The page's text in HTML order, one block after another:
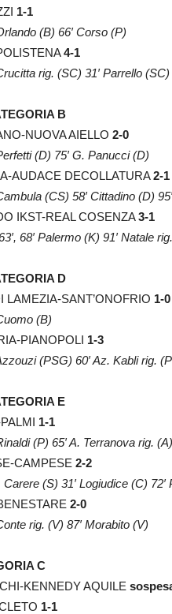
1-1
(B) 66′ Corso (P)
4-1
rig. (SC) 31′ Parrello
B
NUOVA AIELLO 2-0
(D) 75′ G. Panucci (D)
AUDACE DECOLLATURA2-1
(CS) 58′ Cittadino (D)
IKST-REAL COSENZA3-1
68′ Palermo (K) 91′ Natale
D
LAMEZIA-SANT’ONOFRIO 1-0
(B)
PIANOPOLI 1-3
(PSG) 60′ Az. Kabli rig.
E
1-1
(P) 65′ A. Terranova rig. (A)
CAMPESE 2-2
(S) 31′ Logiudice (C)
2-0
rig. (V) 87′ Morabito (V)
C
KENNEDY AQUILE
1-1